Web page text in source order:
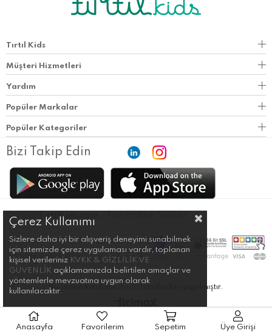
Tırtıl Kids
Müşteri Hizmetleri
Yardım
Popüler Markalar
Popüler Kategoriler
Bizi Takip Edin
© 2021 TirtilKids.com
Bu sitenin kurulumu tarafından yapılmıştır.
Çerez Kullanımı
Sizlere daha iyi bir alışveriş deneyimi sunabilmek
için sitemizde çerez uygulaması vardır, toplanan
kişisel verileriniz KVKK & GİZLİLİK VE
GÜVENLİK açıklamamızda belirtilen amaçlar ve
yöntemlerle mevzuatına uygun olarak
kullanılacaktır.
Anasayfa Favorilerim Sepetim Üye Girişi